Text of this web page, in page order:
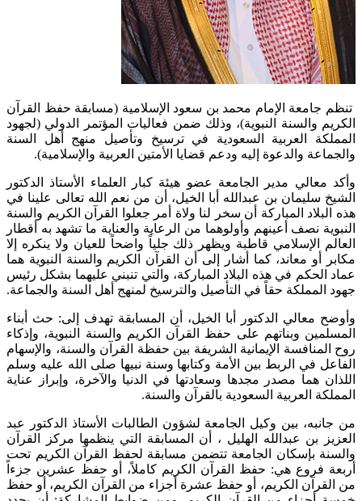
تنظم جامعة الإمام محمد بن سعود الإسلامية (مسابقة حفظ القرآن
الكريم والسنة النبوية)، وذلك ضمن فعاليات المؤتمر الدولي (لجهود
المملكة العربية السعودية في ترسيخ وتأصيل منهج أهل السنة
والجماعة والدعوة إليه ودعم قضايا الأمتين العربية والإسلامية).
وأكد معالي مدير الجامعة عضو هيئة كبار العلماء الأستاذ الدكتور
الشيخ سليمان بن عبدالله أبا الخيل، أن من نعم الله تعالى علينا في
هذه البلاد المباركة أن سخر لنا ولاة أمر جعلوا القرآن الكريم والسنة
النبوية نصف أعينهم وأولوهما من الرعاية والعناية ما تشهد به أقطار
العالم الإسلامي قاطبة ويظهر ذلك جلياً واضحاً للعيان ولا ينكره إلا
مكابر أو معاند، كما أشار إلى أن القرآن الكريم والسنة النبوية هما
عماد الحكم في هذه البلاد المباركة، والتي تنبني عليهما بشكل رئيس
جهود المملكة حقاً في التأصيل والترسيخ لمنهج أهل السنة والجماعة.
وأوضح معالي الدكتور أبا الخيل، أن المسابقة تهدف إلى: حث أبناء
المسلمين وبناتهم على حفظ القرآن الكريم والسنة النبوية، وإذكاء
روح المنافسة الإيمانية الشريفة بين حفظة القرآن والسنة، والإسهام
الفاعل في الربط بين الأمة وكتابها وسنة نبيها صلى الله عليه وسلم
اللذان هما مصدر مجدها وسعادتها في الدنيا والآخرة، وإبراز عناية
المملكة العربية السعودية بالقرآن والسنة.
من جانبه، بين وكيل الجامعة لشؤون الطالبات الأستاذ الدكتور عبد
العزيز بن عبدالله الهليل ، أن المسابقة التي ينظمها مركز القرآن
والسنة بإسكان الجامعة تتضمن مسابقة لحفظ القرآن الكريم تحت
أربعة فروع هي: حفظ القرآن الكريم كاملاً، أو حفظ عشرين جزءاً
من القرآن الكريم، أو حفظ عشرة أجزاء من القرآن الكريم، أو حفظ